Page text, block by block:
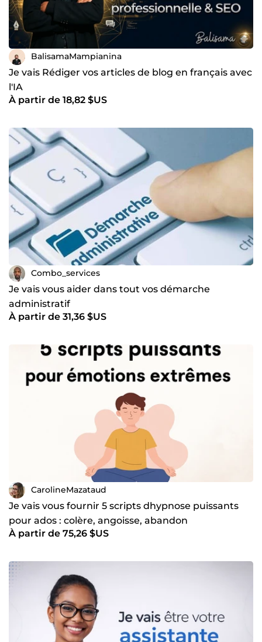
BalisamaMampianina
Je vais Rédiger vos articles de blog en français avec
l'IA
À partir de 18,82 $US
Combo_services
Je vais vous aider dans tout vos démarche
administratif
À partir de 31,36 $US
CarolineMazataud
Je vais vous fournir 5 scripts dhypnose puissants
pour ados : colère, angoisse, abandon
À partir de 75,26 $US